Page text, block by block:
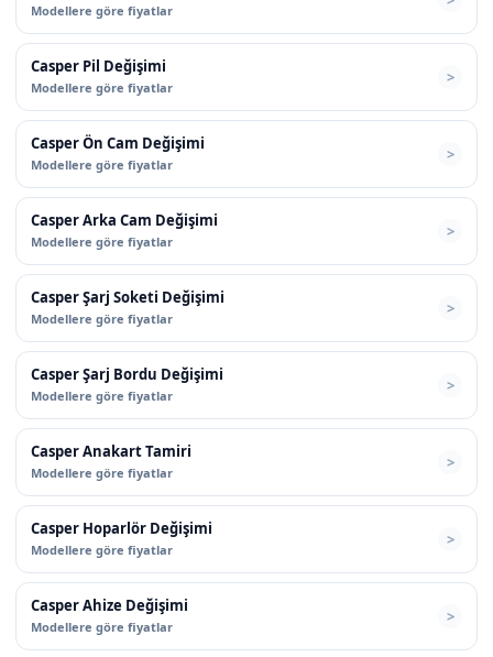
Modellere göre fiyatlar
Casper Pil Değişimi
Modellere göre fiyatlar
Casper Ön Cam Değişimi
Modellere göre fiyatlar
Casper Arka Cam Değişimi
Modellere göre fiyatlar
Casper Şarj Soketi Değişimi
Modellere göre fiyatlar
Casper Şarj Bordu Değişimi
Modellere göre fiyatlar
Casper Anakart Tamiri
Modellere göre fiyatlar
Casper Hoparlör Değişimi
Modellere göre fiyatlar
Casper Ahize Değişimi
Modellere göre fiyatlar